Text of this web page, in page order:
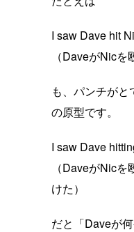
I saw Dave hit
（DaveがNicを
も、パンチが
の原型です。
I saw Dave
（DaveがNic
けた）
だと「Daveが